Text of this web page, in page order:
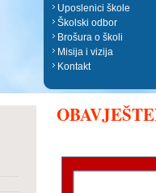
Uposlenici škole
Školski odbor
Brošura o školi
Misija i vizija
Kontakt